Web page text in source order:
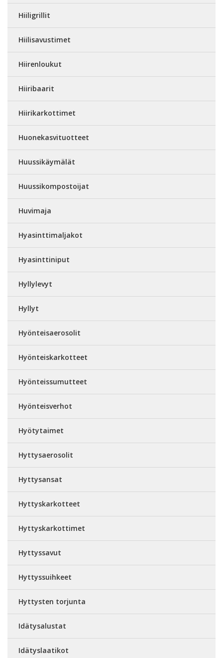
Hiiligrillit
Hiilisavustimet
Hiirenloukut
Hiiribaarit
Hiirikarkottimet
Huonekasvituotteet
Huussikäymälät
Huussikompostoijat
Huvimaja
Hyasinttimaljakot
Hyasinttiniput
Hyllylevyt
Hyllyt
Hyönteisaerosolit
Hyönteiskarkotteet
Hyönteissumutteet
Hyönteisverhot
Hyötytaimet
Hyttysaerosolit
Hyttysansat
Hyttyskarkotteet
Hyttyskarkottimet
Hyttyssavut
Hyttyssuihkeet
Hyttysten torjunta
Idätysalustat
Idätyslaatikot